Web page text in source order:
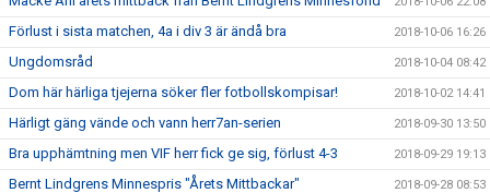
Förlust i sista matchen, 4a i div 3 är ändå bra 2018-10-06 16:26
Ungdomsråd 2018-10-04 08:42
Dom här härliga tjejerna söker fler fotbollskompisar! 2018-10-02 14:41
Härligt gäng vände och vann herr7an-serien 2018-09-30 13:50
Bra upphämtning men VIF herr fick ge sig, förlust 4-3 2018-09-29 19:13
Bernt Lindgrens Minnespris "Årets Mittbackar" 2018-09-28 08:53